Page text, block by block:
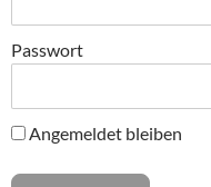
Passwort
Angemeldet bleiben